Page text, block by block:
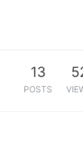
13
POSTS